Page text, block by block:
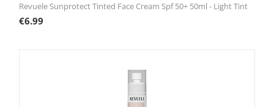
Revuele Sunprotect Tinted Face Cream Spf 50+ 50ml - Light Tint
€6.99